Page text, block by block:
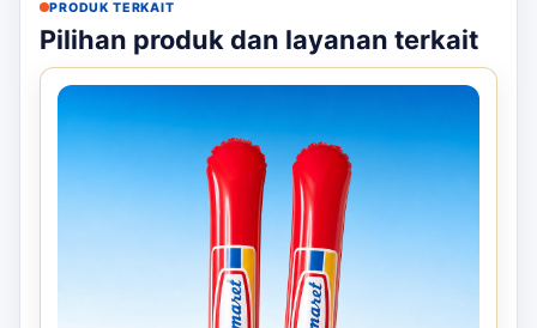
PRODUK TERKAIT
Pilihan produk dan layanan terkait